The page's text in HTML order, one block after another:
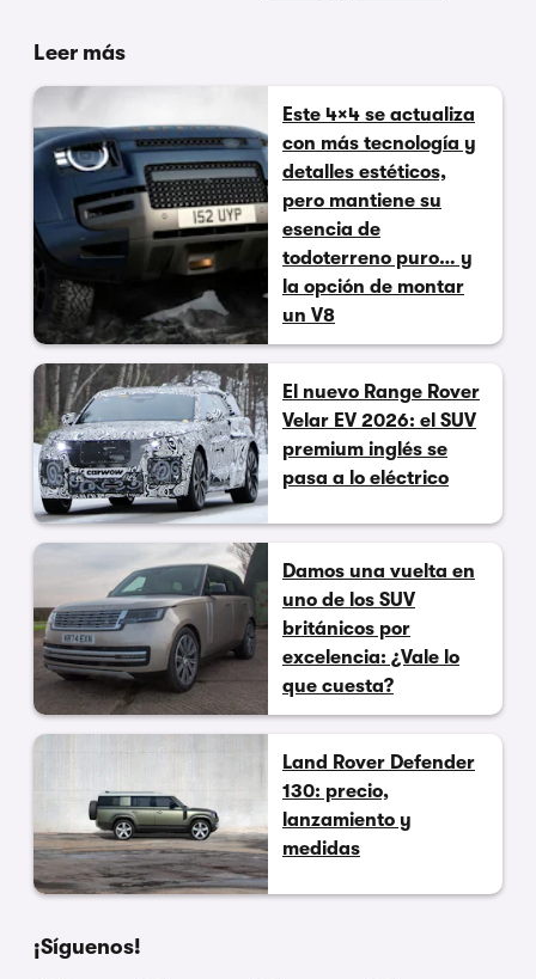
Leer más
Este 4×4 se actualiza
con más tecnología y
detalles estéticos,
pero mantiene su
esencia de
todoterreno puro… y
la opción de montar
un V8
El nuevo Range Rover
Velar EV 2026: el SUV
premium inglés se
pasa a lo eléctrico
Damos una vuelta en
uno de los SUV
británicos por
excelencia: ¿Vale lo
que cuesta?
Land Rover Defender
130: precio,
lanzamiento y
medidas
¡Síguenos!